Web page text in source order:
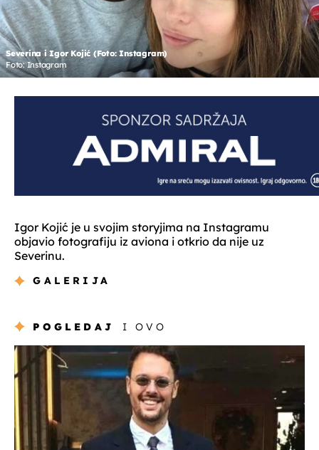
Severina i Igor Kojić (Foto: Instagram)
Foto: Instagram
Igor Kojić je u svojim storyjima na Instagramu
objavio fotografiju iz aviona i otkrio da nije uz
Severinu.
GALERIJA
POGLEDAJ I OVO